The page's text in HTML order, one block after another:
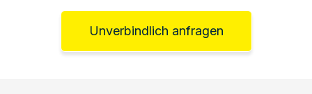
Unverbindlich anfragen